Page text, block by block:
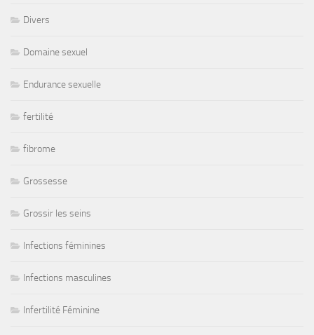
Divers
Domaine sexuel
Endurance sexuelle
fertilité
fibrome
Grossesse
Grossir les seins
Infections féminines
Infections masculines
Infertilité Féminine